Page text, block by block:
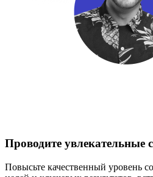
Проводите увлекательные
Повысьте качественный уровень